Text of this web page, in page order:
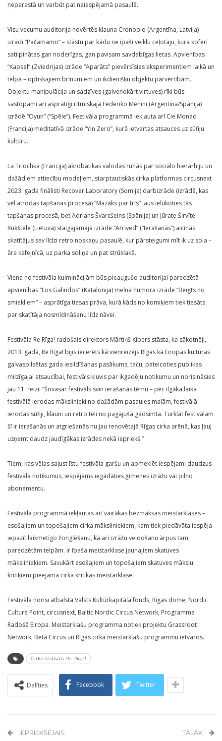
neparastā un varbūt pat neiespējamā pasaulē.
Visu vecumu auditorija novērtēs klauna Cronopio (Argentīna, Latvija)
izrādi “Pačamamo” – stāstu par kādu ne īpaši veiklu ceļotāju, kura koferī
satilpinātas gan noderīgas, gan pavisam savdabīgas lietas. Apvienības
“Kapsel” (Zviedrijas) izrāde “Aparāts” pievērsīsies eksperimentiem laikā un
telpā – optiskajiem brīnumiem un ikdienišķu objektu pārvērtībām.
Objektu manipulācija un sadzīves (galvenokārt virtuves) rīki būs
sastopami arī asprātīgi ritmiskajā Federiko Menini (Argentīna/Spānija)
izrādē “Oyun” (“Spēle”). Festivāla programmā iekļauta arī Cie Monad
(Francija) meditatīvā izrāde “Yin Zero”, kurā ietvertas atsauces uz sūfiju
kultūru.
La Triochka (Francija) akrobātikas valodās runās par sociālo hierarhiju un
dažādiem attiecību modeļiem, starptautiskās cirka platformas circusnext
2023. gada finālisti Recover Laboratory (Somija) darbizrāde (izrādē, kas
vēl atrodas tapšanas procesā) “Mazāks par trīs” ļaus ielūkoties tās
tapšanas procesā, bet Adrians Švarcšeins (Spānija) un Jūrate Širvīte-
Rukštele (Lietuva) staigājamajā izrādē “Arrived” (“Ierašanās”) aicinās
skatītājus sev līdzi retro noskaņu pasaulē, kur pārsteigumi mīt ik uz soļa –
āra kafejnīcā, uz parka soliņa un pat strūklakā.
Viena no festivāla kulminācijām būs pieaugušo auditorijai paredzētā
apvienības “Los Galindos” (Katalonija) melnā humora izrāde “Beigts no
smiekliem” – asprātīga tiesas prāva, kurā kāds no komiķiem tiek tiesāts
par skatītāja nosmīdināšanu līdz nāvei.
Festivāla Re Rīga! radošais direktors Mārtiņš Ķibers stāsta, ka sākotnēji,
2013. gadā, Re Rīga! bijis iecerēts kā vienreizējs Rīgas kā Eiropas kultūras
galvaspilsētas gada iesildīšanas pasākums, taču, pateicoties publikas
milzīgajai atsaucībai, festivāls kļuvis par ikgadēju notikumu un norisināsies
jau 11. reizi: “Šovasar festivāls svin ierašanās tēmu – pēc ilgāka laika
festivālā ierodas mākslinieki no dažādām pasaules malām, festivālā
ierodas sūfiji, klauni un retro tēli no pagājušā gadsimta. Turklāt festivālam
šī ir ierašanās un atgriešanās nu jau renovētajā Rīgas cirka arēnā, kas ļauj
uzņemt daudz jaudīgākas izrādes nekā iepriekš.”
Tiem, kas vēlas sajust īstu festivāla garšu un apmeklēt iespējami daudzus
festivāla notikumus, iespējams iegādāties ģimenes izrāžu vai pilno
abonementu.
Festivāla programmā iekļautas arī vairākas bezmaksas meistarklases –
esošajiem un topošajiem cirka māksliniekiem, kam tiek piedāvāta iespēja
iepazīt laikmetīgo žonglēšanu, kā arī izrāžu veidošanu ārpus tam
paredzētām telpām. Ir īpaša meistarklase jaunajiem skatuves
māksliniekiem. Savukārt esošajiem un topošajiem skatuves mākslu
kritiķiem pieejama cirka kritikas meistarklase.
Festivāla norisi atbalsta Valsts Kultūrkapitāla fonds, Rīgas dome, Nordic
Culture Point, circusnext, Baltic Nordic Circus Network, Programma
Radošā Eiropa. Meistarklašu programma notiek projektu Grassroot
Network, Beta Circus un Rīgas cirka meistarklašu programmu ietvaros.
Cirka festivāls Re Rīga!
Dalīties Facebook Twitter
IEPRIEKŠĒJAIS TĀLĀK